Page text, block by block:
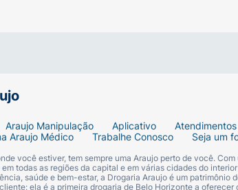
Araujo Manipulação Aplicativo
Araujo Médico Trabalhe Conosco Seja um
você estiver, tem sempre uma Araujo perto de você.
todas as regiões da capital e em várias cidades do
saúde e bem-estar, a Drogaria Araujo é um
ela é a primeira drogaria de Belo Horizonte a